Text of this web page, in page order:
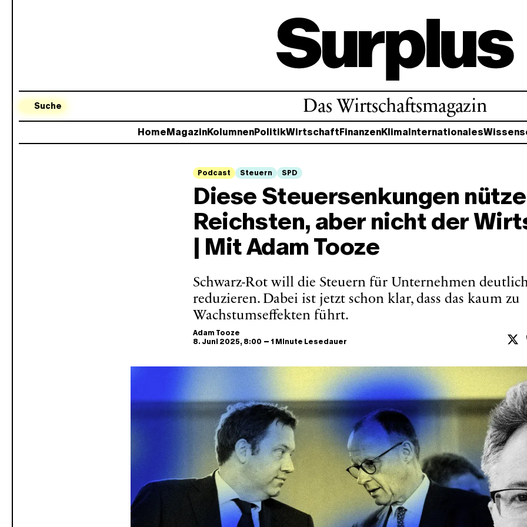
Suche Das Wirtschaftsmagazin
HomeMagazinKolumnenPolitikWirtschaftFinanzenKlimaInternationales
Podcast Steuern SPD
Diese Steuersenkungen
Reichsten, aber nicht der
| Mit Adam Tooze
Schwarz-Rot will die Steuern für Unternehmen
reduzieren. Dabei ist jetzt schon klar, dass das kaum zu
Wachstumseffekten führt.
Adam Tooze
8. Juni 2025, 8:00 –1 Minute Lesedauer